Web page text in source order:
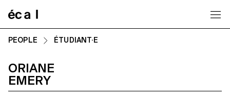
PEOPLE ÉTUDIANT·E
ORIANE
EMERY